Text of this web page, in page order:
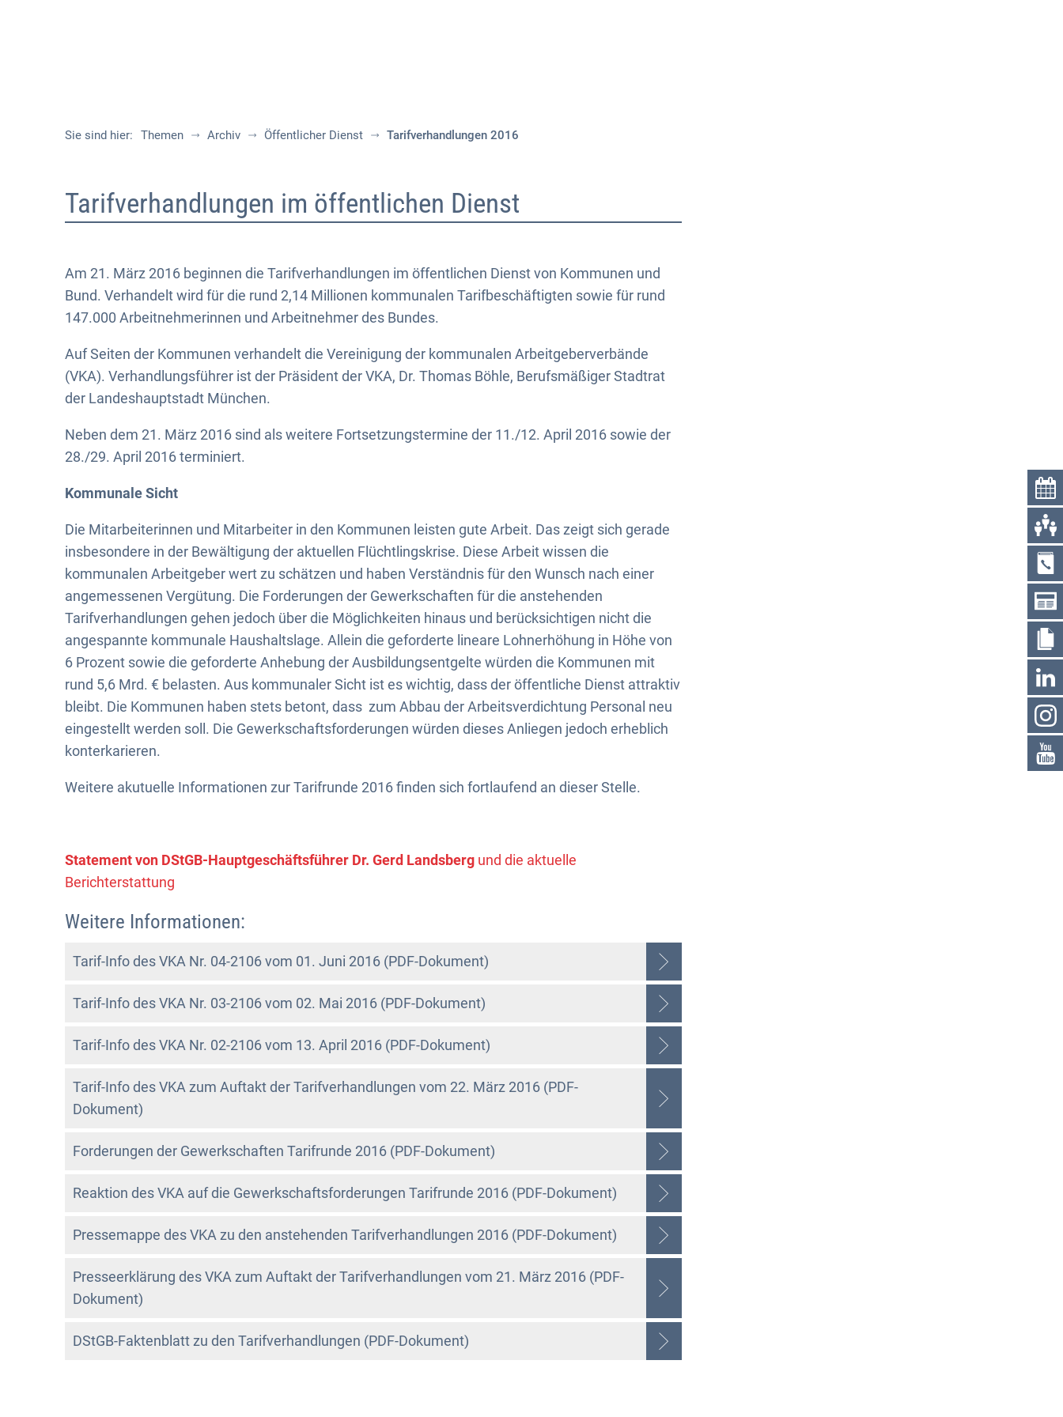
Sie sind hier: Themen Archiv Öffentlicher Dienst Tarifverhandlungen 2016
Tarifverhandlungen
Tarifverhandlungen im öffentlichen Dienst
Am 21. März 2016 beginnen die Tarifverhandlungen im öffentlichen Dienst von Kommunen und
Bund. Verhandelt wird für die rund 2,14 Millionen kommunalen Tarifbeschäftigten sowie für rund
147.000 Arbeitnehmerinnen und Arbeitnehmer des Bundes.
Auf Seiten der Kommunen verhandelt die Vereinigung der kommunalen Arbeitgeberverbände
(VKA). Verhandlungsführer ist der Präsident der VKA, Dr. Thomas Böhle, Berufsmäßiger Stadtrat
der Landeshauptstadt München.
Neben dem 21. März 2016 sind als weitere Fortsetzungstermine der 11./12. April 2016 sowie der
28./29. April 2016 terminiert.
Kommunale Sicht
Die Mitarbeiterinnen und Mitarbeiter in den Kommunen leisten gute Arbeit. Das zeigt sich gerade
insbesondere in der Bewältigung der aktuellen Flüchtlingskrise. Diese Arbeit wissen die
kommunalen Arbeitgeber wert zu schätzen und haben Verständnis für den Wunsch nach einer
angemessenen Vergütung. Die Forderungen der Gewerkschaften für die anstehenden
Tarifverhandlungen gehen jedoch über die Möglichkeiten hinaus und berücksichtigen nicht die
angespannte kommunale Haushaltslage. Allein die geforderte lineare Lohnerhöhung in Höhe von
6 Prozent sowie die geforderte Anhebung der Ausbildungsentgelte würden die Kommunen mit
rund 5,6 Mrd. € belasten. Aus kommunaler Sicht ist es wichtig, dass der öffentliche Dienst attraktiv
bleibt. Die Kommunen haben stets betont, dass zum Abbau der Arbeitsverdichtung Personal neu
eingestellt werden soll. Die Gewerkschaftsforderungen würden dieses Anliegen jedoch erheblich
konterkarieren.
Weitere akutuelle Informationen zur Tarifrunde 2016 finden sich fortlaufend an dieser Stelle.
Statement von DStGB-Hauptgeschäftsführer Dr. Gerd Landsberg und die aktuelle
Berichterstattung
Weitere Informationen:
Tarif-Info des VKA Nr. 04-2106 vom 01. Juni 2016 (PDF-Dokument)
Tarif-Info des VKA Nr. 03-2106 vom 02. Mai 2016 (PDF-Dokument)
Tarif-Info des VKA Nr. 02-2106 vom 13. April 2016 (PDF-Dokument)
Tarif-Info des VKA zum Auftakt der Tarifverhandlungen vom 22. März 2016 (PDF-
Dokument)
Forderungen der Gewerkschaften Tarifrunde 2016 (PDF-Dokument)
Reaktion des VKA auf die Gewerkschaftsforderungen Tarifrunde 2016 (PDF-Dokument)
Pressemappe des VKA zu den anstehenden Tarifverhandlungen 2016 (PDF-Dokument)
Presseerklärung des VKA zum Auftakt der Tarifverhandlungen vom 21. März 2016 (PDF-
Dokument)
DStGB-Faktenblatt zu den Tarifverhandlungen (PDF-Dokument)